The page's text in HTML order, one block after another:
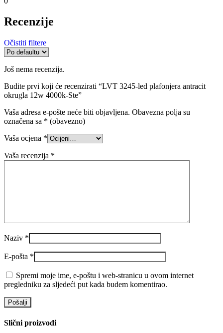
Recenzije
Očistiti filtere
Još nema recenzija.
Budite prvi koji će recenzirati “LVT 3245-led plafonjera antracit
okrugla 12w 4000k-Ste”
Vaša adresa e-pošte neće biti objavljena. Obavezna polja su
označena sa * (obavezno)
Vaša ocjena *
Vaša recenzija *
Naziv *
E-pošta *
Spremi moje ime, e-poštu i web-stranicu u ovom internet
pregledniku za sljedeći put kada budem komentirao.
Slični proizvodi